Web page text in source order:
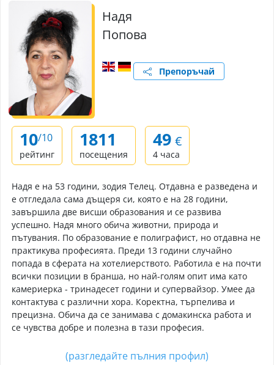
Надя
Попова
Препоръчай
10/10
рейтинг
1811
посещения
49 €
4 часа
Надя е на 53 години, зодия Телец. Отдавна е разведена и
е отгледала сама дъщеря си, която е на 28 години,
завършила две висши образования и се развива
успешно. Надя много обича животни, природа и
пътувания. По образование е полиграфист, но отдавна не
практикува професията. Преди 13 години случайно
попада в сферата на хотелиерството. Работила е на почти
всички позиции в бранша, но най-голям опит има като
камериерка - тринадесет години и супервайзор. Умее да
контактува с различни хора. Коректна, търпелива и
прецизна. Обича да се занимава с домакинска работа и
се чувства добре и полезна в тази професия.
(разгледайте пълния профил)